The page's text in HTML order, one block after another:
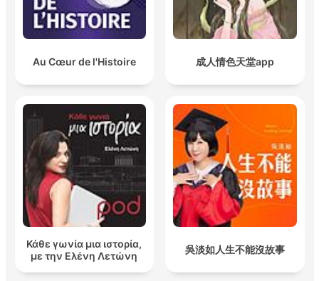
Au Cœur de l'Histoire 成人情色天堂app
Κάθε γωνία μια ιστορία,
με την Ελένη Λετώνη
吳淡如人生不能沒故事